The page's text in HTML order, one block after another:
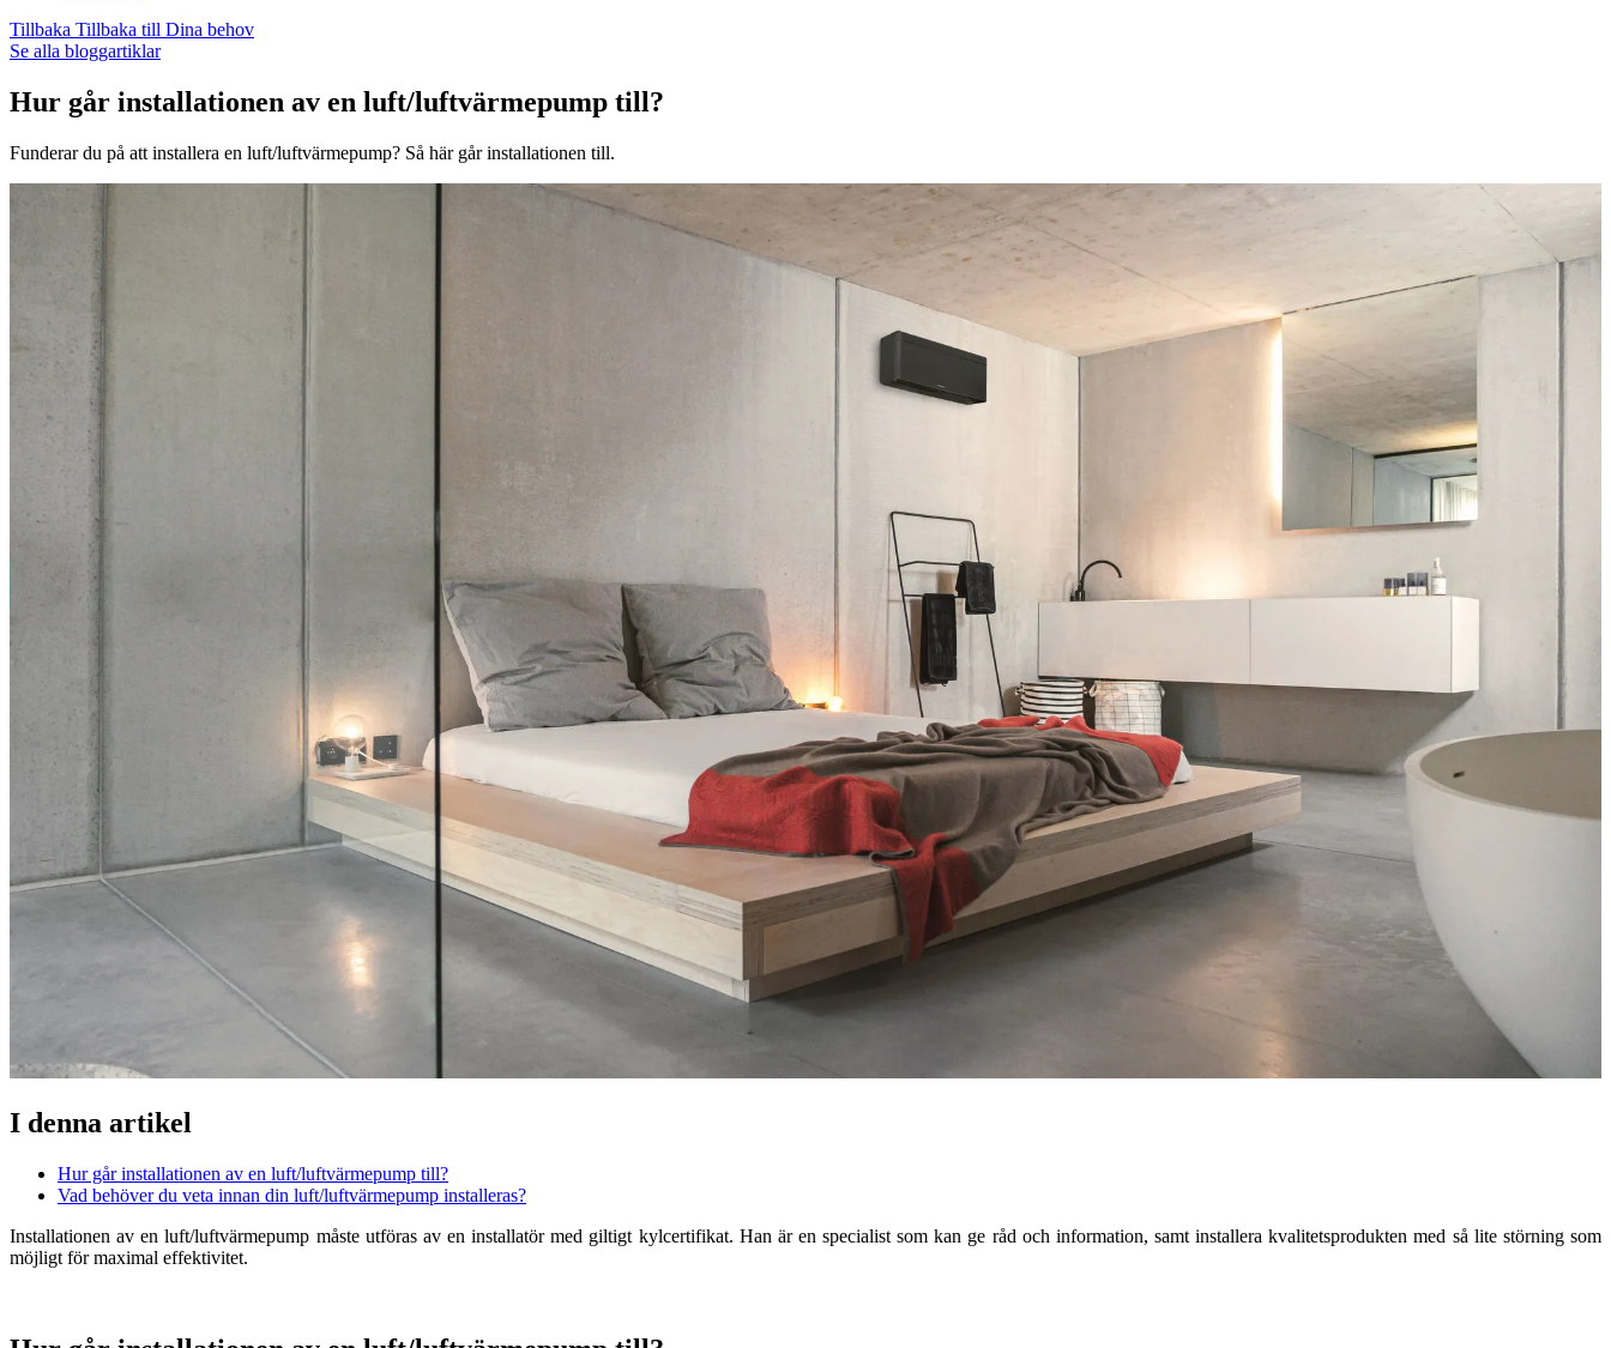
Tillbaka Tillbaka till Dina behov
Se alla bloggartiklar
Hur går installationen av en luft/luftvärmepump till?
Funderar du på att installera en luft/luftvärmepump? Så här går installationen till.
I denna artikel
Hur går installationen av en luft/luftvärmepump till?
Vad behöver du veta innan din luft/luftvärmepump installeras?
Installationen av en luft/luftvärmepump måste utföras av en installatör med giltigt kylcertifikat. Han är en specialist som kan ge råd och information, samt installera kvalitetsprodukten med så lite störning som
möjligt för maximal effektivitet.